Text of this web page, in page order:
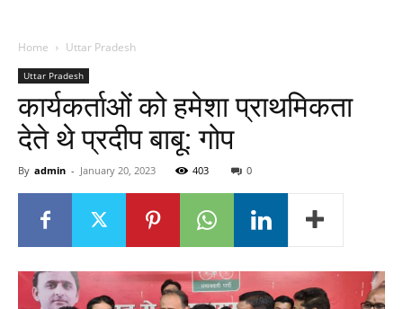
Home Uttar Pradesh
Uttar Pradesh
कार्यकर्ताओं को हमेशा प्राथमिकता
देते थे प्रदीप बाबू: गोप
By admin - January 20, 2023 403 0